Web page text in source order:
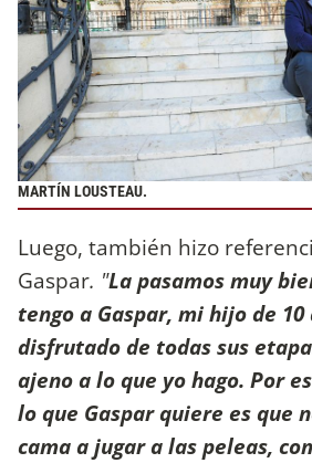
MARTÍN LOUSTEAU.
Luego, también hizo
Gaspar. "La pasamos muy
tengo a Gaspar, mi hijo de 10
disfrutado de todas sus
ajeno a lo que yo hago. Por
lo que Gaspar quiere es que
cama a jugar a las peleas,